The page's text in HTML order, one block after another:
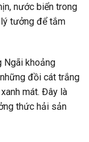
nước biển trong
tưởng để tắm
Ngãi khoảng
đồi cát trắng
mát. Đây là
thức hải sản